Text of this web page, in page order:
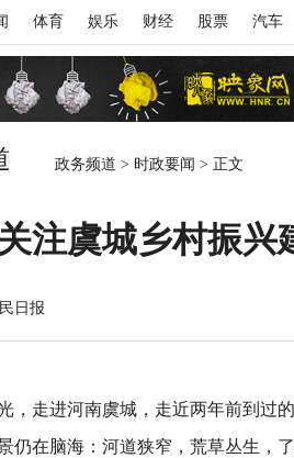
体育 娱乐 财经 股票 汽车
政务频道 > 时政要闻 > 正文
注虞城乡村振
日报
走进河南虞城，走近两年前到过
仍在脑海：河道狭窄，荒草丛生，